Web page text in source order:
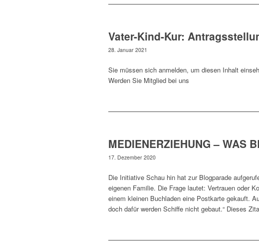
Vater-Kind-Kur:
28. Januar 2021
Sie müssen sich anmelden, um diesen Inhalt
Werden Sie Mitglied bei uns
MEDIENERZIEHUNG – WAS
17. Dezember 2020
Die Initiative Schau hin hat zur Blogparade
eigenen Familie. Die Frage lautet: Vertrauen oder
einem kleinen Buchladen eine Postkarte gekauft.
doch dafür werden Schiffe nicht gebaut.“ Dieses